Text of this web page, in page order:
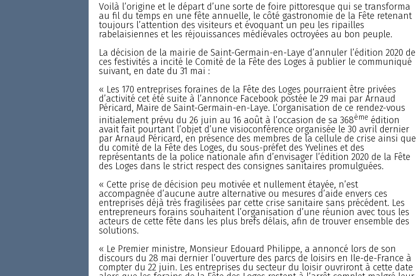
Voilà l’origine et le départ d’une sorte de foire pittoresque qui se transforma
au fil du temps en une fête annuelle, le côté gastronomie de la Fête retenant
toujours l’attention des visiteurs et évoquant un peu les ripailles
rabelaisiennes et les réjouissances médiévales octroyées au bon peuple.
La décision de la mairie de Saint-Germain-en-Laye d’annuler l’édition 2020 de
ces festivités a incité le Comité de la Fête des Loges à publier le communiqué
suivant, en date du 31 mai :
« Les 170 entreprises foraines de la Fête des Loges pourraient être privées
d’activité cet été suite à l’annonce Facebook postée le 29 mai par Arnaud
Péricard, Maire de Saint-Germain-en-Laye. L’organisation de ce rendez-vous
initialement prévu du 26 juin au 16 août à l’occasion de sa 368ème édition
avait fait pourtant l’objet d’une visioconférence organisée le 30 avril dernier
par Arnaud Péricard, en présence des membres de la cellule de crise ainsi que
du comité de la Fête des Loges, du sous-préfet des Yvelines et des
représentants de la police nationale afin d’envisager l’édition 2020 de la Fête
des Loges dans le strict respect des consignes sanitaires promulguées.
« Cette prise de décision peu motivée et nullement étayée, n’est
accompagnée d’aucune autre alternative ou mesures d’aide envers ces
entreprises déjà très fragilisées par cette crise sanitaire sans précédent. Les
entrepreneurs forains souhaitent l’organisation d’une réunion avec tous les
acteurs de cette fête dans les plus brefs délais, afin de trouver ensemble des
solutions.
« Le Premier ministre, Monsieur Edouard Philippe, a annoncé lors de son
discours du 28 mai dernier l’ouverture des parcs de loisirs en Ile-de-France à
compter du 22 juin. Les entreprises du secteur du loisir ouvriront à cette date